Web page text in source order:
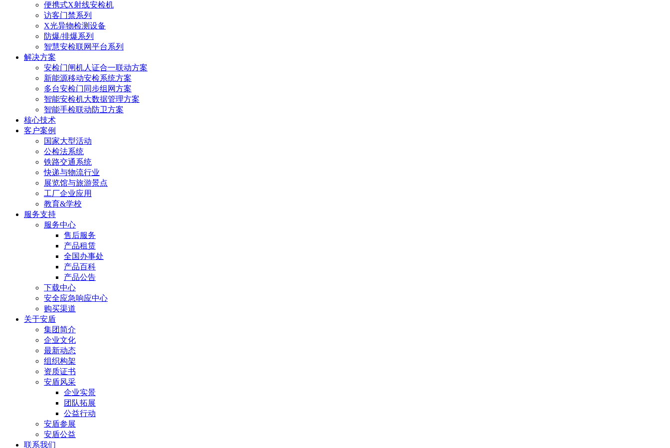
便携式X射线安检机
访客门禁系列
X光异物检测设备
防爆/排爆系列
智慧安检联网平台系列
解决方案
安检门闸机人证合一联动方案
新能源移动安检系统方案
多台安检门同步组网方案
智能安检机大数据管理方案
智能手检联动防卫方案
核心技术
客户案例
国家大型活动
公检法系统
铁路交通系统
快递与物流行业
展览馆与旅游景点
工厂企业应用
教育&学校
服务支持
服务中心
售后服务
产品租赁
全国办事处
产品百科
产品公告
下载中心
安全应急响应中心
购买渠道
关于安盾
集团简介
企业文化
最新动态
组织构架
资质证书
安盾风采
企业实景
团队拓展
公益行动
安盾参展
安盾公益
联系我们